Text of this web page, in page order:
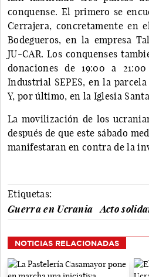
conquense. El primero se
Cerrajera, concretamente en
Bodegueros, en la empresa
JU-CAR. Los conquenses
donaciones de 19:00 a
Industrial SEPES, en la
Y, por último, en la Iglesia Santa
La movilización de los
después de que este sábado
manifestaran en contra de la
Etiquetas:
Guerra en Ucrania
Acto
NOTICIAS RELACIONADAS